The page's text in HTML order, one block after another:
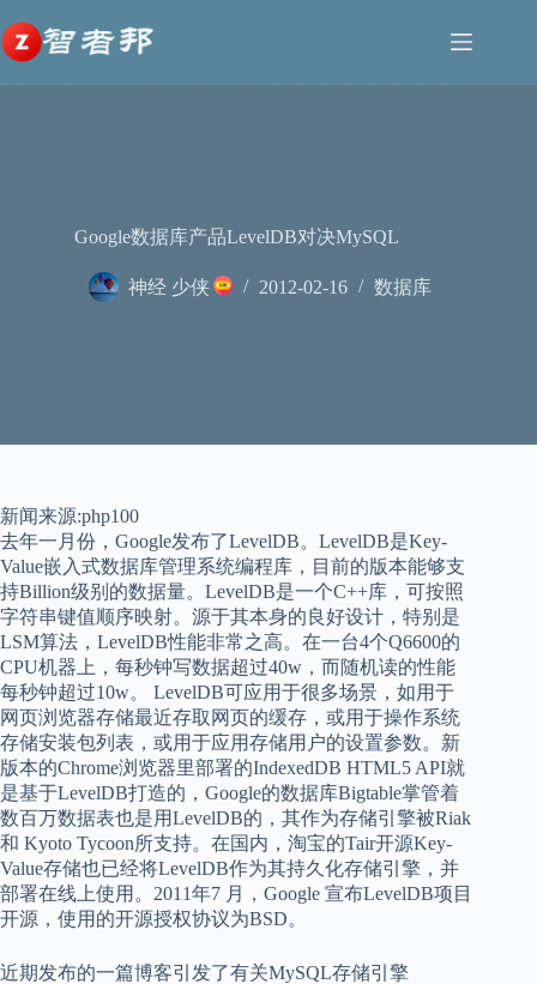
至
内
容
Google数据库产品LevelDB对决MySQL
神经 少侠 2012-02-16 数据库
新闻来源:php100
去年一月份，Google发布了LevelDB。LevelDB是Key-
Value嵌入式数据库管理系统编程库，目前的版本能够支
持Billion级别的数据量。LevelDB是一个C++库，可按照
字符串键值顺序映射。源于其本身的良好设计，特别是
LSM算法，LevelDB性能非常之高。在一台4个Q6600的
CPU机器上，每秒钟写数据超过40w，而随机读的性能
每秒钟超过10w。 LevelDB可应用于很多场景，如用于
网页浏览器存储最近存取网页的缓存，或用于操作系统
存储安装包列表，或用于应用存储用户的设置参数。新
版本的Chrome浏览器里部署的IndexedDB HTML5 API就
是基于LevelDB打造的，Google的数据库Bigtable掌管着
数百万数据表也是用LevelDB的，其作为存储引擎被Riak
和 Kyoto Tycoon所支持。在国内，淘宝的Tair开源Key-
Value存储也已经将LevelDB作为其持久化存储引擎，并
部署在线上使用。2011年7 月，Google 宣布LevelDB项目
开源，使用的开源授权协议为BSD。
近期发布的一篇博客引发了有关MySQL存储引擎